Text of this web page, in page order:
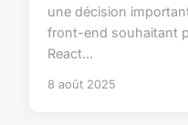
une décision
front-end souhaitant
React...
8 août 2025